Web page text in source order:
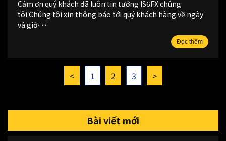
Cảm ơn quý khách đã luôn tin tưởng IS6FX chúng
tôi.Chúng tôi xin thông báo tới quý khách hàng về ngày
và giờ･･･
Đọc thêm
< 1 2 3 >
Bài viết mới